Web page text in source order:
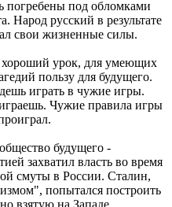
погребены под обломками
Народ русский в результате
свои жизненные силы.
хороший урок, для умеющих
пользу для будущего.
играть в чужие игры.
Чужие правила игры
будущего -
захватил власть во время
смуты в России. Сталин,
попытался построить
взятую на Западе